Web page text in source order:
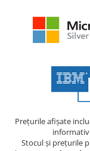
Prețurile afișate
Stocul și prețurile